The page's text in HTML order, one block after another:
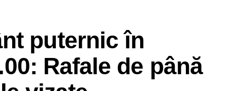
puternic în
Rafale de până